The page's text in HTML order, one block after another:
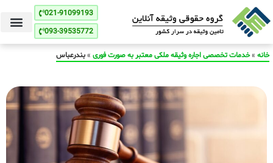
021-91099193
093-39535772
خانه »خدمات تخصصی اجاره وثیقه ملکی معتبر به صورت فوری »بندرعباس